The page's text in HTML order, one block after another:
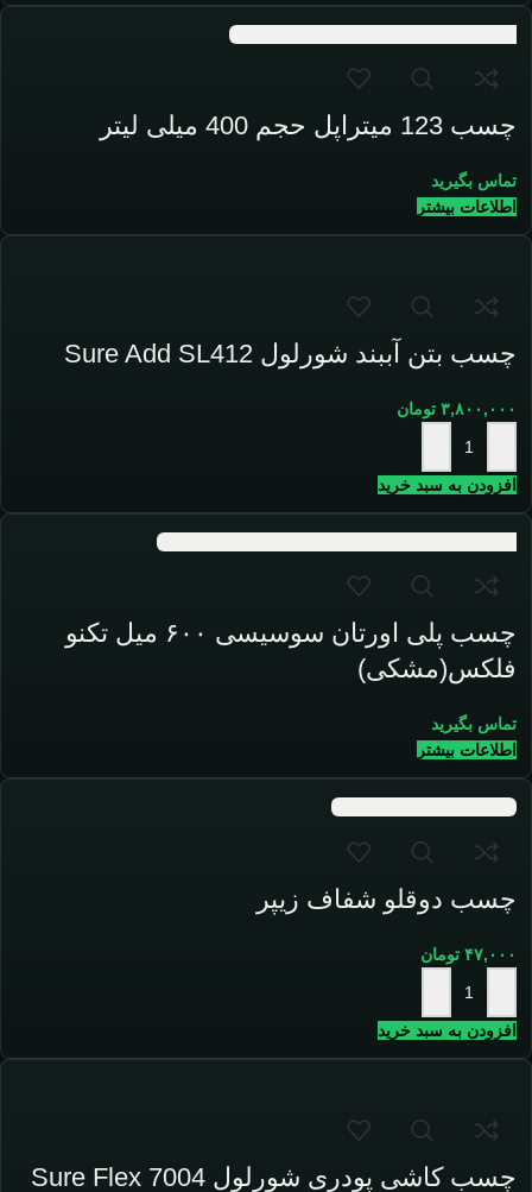
چسب 123 میتراپل حجم 400 میلی لیتر
تماس بگیرید
اطلاعات بیشتر
چسب بتن آببند شورلول Sure Add SL412
۳,۸۰۰,۰۰۰ تومان
افزودن به سبد خرید
چسب پلی اورتان سوسیسی ۶۰۰ میل تکنو
فلکس(مشکی)
تماس بگیرید
اطلاعات بیشتر
چسب دوقلو شفاف زیپر
۴۷,۰۰۰ تومان
افزودن به سبد خرید
چسب کاشی پودری شورلول Sure Flex 7004